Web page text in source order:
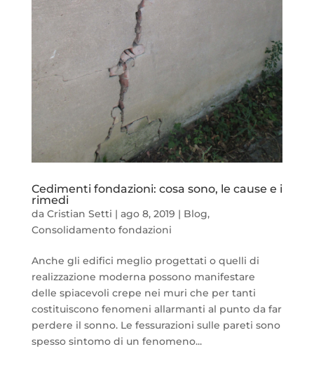
Cedimenti fondazioni: cosa sono, le cause e i
rimedi
da Cristian Setti | ago 8, 2019 | Blog,
Consolidamento fondazioni
Anche gli edifici meglio progettati o quelli di
realizzazione moderna possono manifestare
delle spiacevoli crepe nei muri che per tanti
costituiscono fenomeni allarmanti al punto da far
perdere il sonno. Le fessurazioni sulle pareti sono
spesso sintomo di un fenomeno...